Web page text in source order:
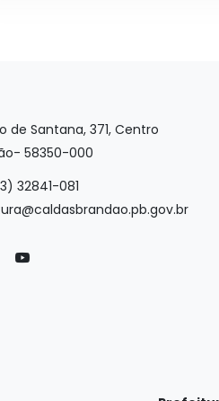
de Santana, 371, Centro
58350-000
32841-081